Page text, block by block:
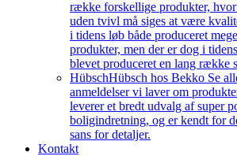
række forskellige produkter,
uden tvivl må siges at være
i tidens løb både produceret
produkter, men der er dog i
blevet produceret en lang række
HübschHübsch hos Bekko Se
anmeldelser vi laver om
leverer et bredt udvalg af super
boligindretning, og er kendt for
sans for detaljer.
Kontakt